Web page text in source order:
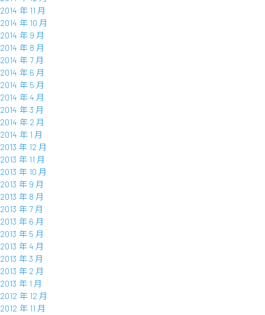
2014 年 11 月
2014 年 10 月
2014 年 9 月
2014 年 8 月
2014 年 7 月
2014 年 6 月
2014 年 5 月
2014 年 4 月
2014 年 3 月
2014 年 2 月
2014 年 1 月
2013 年 12 月
2013 年 11 月
2013 年 10 月
2013 年 9 月
2013 年 8 月
2013 年 7 月
2013 年 6 月
2013 年 5 月
2013 年 4 月
2013 年 3 月
2013 年 2 月
2013 年 1 月
2012 年 12 月
2012 年 11 月